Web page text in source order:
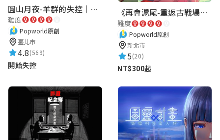
圓山月夜-羊群的失控｜圓山飯店 ARG實境解謎遊戲
難度
Popworld原創
臺北市
4.8(569)
開始失控
《再會滬尾-重返古戰場》｜淡水老街實境遊戲｜實體遊戲盒
難度
Popworld原創
新北市
5(20)
NT$300起